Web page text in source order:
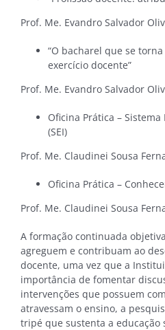
Prof. Me. Evandro Salvador
“O bacharel que se
exercício docente”
Prof. Me. Evandro Salvador
Oficina Prática –
(SEI)
Prof. Me. Claudinei Sousa
Oficina Prática –
Prof. Me. Claudinei Sousa
A formação continuada
agreguem e contribuam ao
docente, uma vez que a
importância de fomentar
intervenções que possuem
atravessam o ensino, a
tripé que sustenta a educação